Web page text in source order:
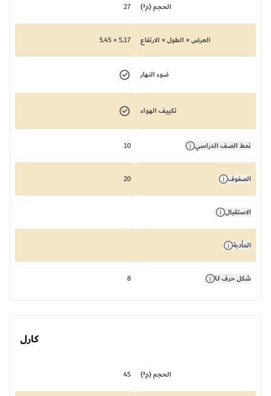
الحجم (م²) 27
العرض × الطول × الارتفاع 5,17 × 5,45
ضوء النهار
تكييف الهواء
نمط الصف الدراسي 10
الصفوف 20
الاستقبال
المأدبة
شكل حرف U 8
كارل
الحجم (م²) 45